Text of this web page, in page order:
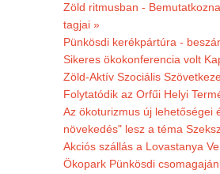
Zöld ritmusban -
tagjai »
Pünkösdi kerékpártúra -
Sikeres ökokonferencia volt
Zöld-Aktív Szociális
Folytatódik az Orfűi Helyi
Az ökoturizmus új lehetőségei
növekedés" lesz a téma
Akciós szállás a Lovastanya
Ökopark Pünkösdi